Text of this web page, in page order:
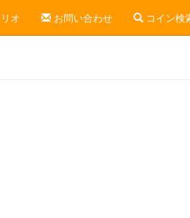
オ お問い合わせ コイン検